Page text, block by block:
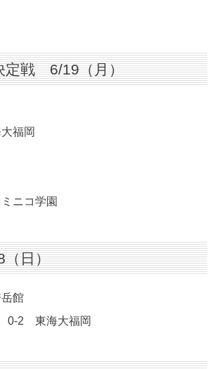
定戦 6/19（月）
福岡
ニコ学園
日）
館
0-2 東海大福岡